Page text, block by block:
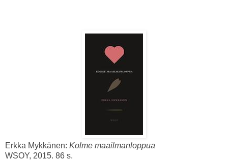
Erkka Mykkänen: Kolme maailmanloppua
WSOY, 2015. 86 s.